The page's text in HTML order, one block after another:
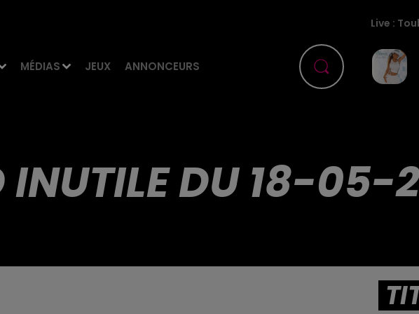
MÉDIAS JEUX ANNONCEURS
Live :
INUTILE DU 18-05-